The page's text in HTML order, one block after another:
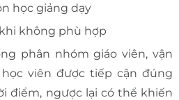
học giảng dạy
không phù hợp
phân nhóm giáo viên, vận
viên được tiếp cận đúng
điểm, ngược lại có thể khiến